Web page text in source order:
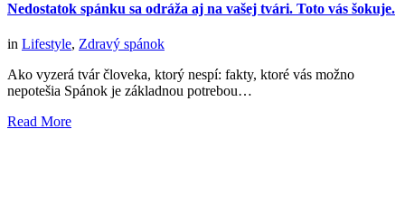
Nedostatok spánku sa odráža aj na vašej tvári. Toto vás šokuje.
in Lifestyle, Zdravý spánok
Ako vyzerá tvár človeka, ktorý nespí: fakty, ktoré vás možno
nepotešia Spánok je základnou potrebou…
Read More